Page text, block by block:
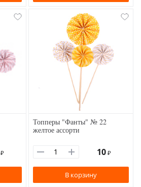
₽
Топперы "Фанты" № 22
желтое ассорти
10 ₽
В корзину